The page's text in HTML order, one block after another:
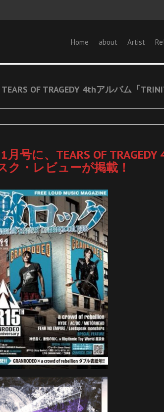
Home about Artist
OF TRAGEDY 4thアルバム「
号に、TEARS OF TRAGEDY
ク・レビューが掲載！